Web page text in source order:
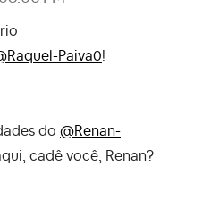
Paiva0!
do @Renan-
cadê você, Renan?